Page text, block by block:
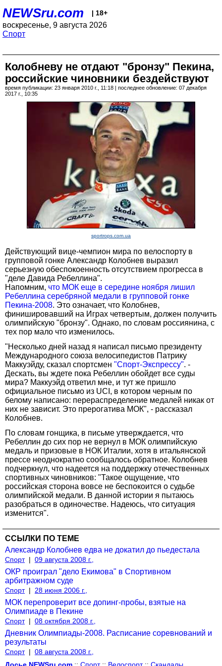
NEWSru.com | 18+
воскресенье, 9 августа 2026
Спорт
Колобневу не отдают "бронзу" Пекина,
российские чиновники бездействуют
время публикации: 23 января 2010 г., 11:18 | последнее обновление: 07 декабря
2017 г., 10:35
sportrops.com.ua
Действующий вице-чемпион мира по велоспорту в
групповой гонке Александр Колобнев выразил
серьезную обеспокоенность отсутствием прогресса в
"деле Давида Ребеллина".
Напомним, что МОК еще в середине ноября лишил
Ребеллина серебряной медали в групповой гонке
Пекина-2008. Это означает, что Колобнев,
финишировавший на Играх четвертым, должен получить
олимпийскую "бронзу". Однако, по словам россиянина, с
тех пор мало что изменилось.
"Несколько дней назад я написал письмо президенту
Международного союза велосипедистов Патрику
Маккуэйду, сказал спортсмен "Спорт-Экспрессу". -
Дескать, вы ждете пока Ребеллин обойдет все суды
мира? Маккуэйд ответил мне, и тут же пришло
официальное письмо из UCI, в котором черным по
белому написано: перераспределение медалей никак от
них не зависит. Это прерогатива МОК", - рассказал
Колобнев.
По словам гонщика, в письме утверждается, что
Ребеллин до сих пор не вернул в МОК олимпийскую
медаль и призовые в НОК Италии, хотя в итальянской
прессе неоднократно сообщалось обратное. Колобнев
подчеркнул, что надеется на поддержку отечественных
спортивных чиновников: "Такое ощущение, что
российская сторона вовсе не беспокоится о судьбе
олимпийской медали. В данной истории я пытаюсь
разобраться в одиночестве. Надеюсь, что ситуация
изменится".
ССЫЛКИ ПО ТЕМЕ
Александр Колобнев едва не докатил до пьедестала
Спорт | 09 августа 2008 г.,
ОКР проиграл "дело Екимова" в Спортивном
арбитражном суде
Спорт | 28 июня 2006 г.,
МОК перепроверит все допинг-пробы, взятые на
Олимпиаде в Пекине
Спорт | 08 октября 2008 г.,
Дневник Олимпиады-2008. Расписание соревнований и
результаты
Спорт | 08 августа 2008 г.,
Досье NEWSru.com :: Спорт:: Велоспорт:: Скандалы